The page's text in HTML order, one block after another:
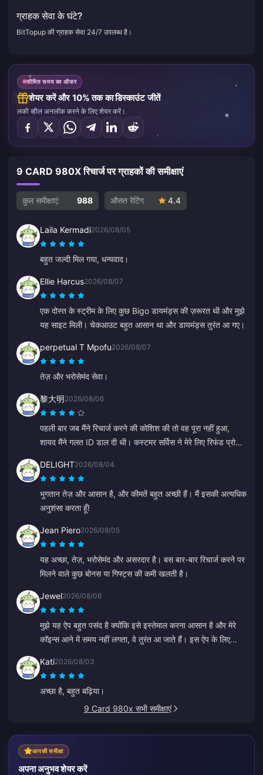
ग्राहक सेवा के घंटे?
BitTopup की ग्राहक सेवा 24/7 उपलब्ध है।
सीमित समय का ऑफर
शेयर करें और 10% तक का डिस्काउंट जीतें
लकी व्हील अनलॉक करने के लिए शेयर करें।
9 CARD 980X रिचार्ज पर ग्राहकों की समीक्षाएं
कुल समीक्षाएं: 988 औसत रेटिंग 4.4
Laila Kermadi2026/08/05
बहुत जल्दी मिल गया, धन्यवाद।
Ellie Harcus2026/08/07
एक दोस्त के स्ट्रीम के लिए कुछ Bigo डायमंड्स की ज़रूरत थी और मुझे
यह साइट मिली। चेकआउट बहुत आसान था और डायमंड्स तुरंत आ गए।
perpetual T Mpofu2026/08/07
तेज़ और भरोसेमंद सेवा।
黎大明2026/08/06
पहली बार जब मैंने रिचार्ज करने की कोशिश की तो वह पूरा नहीं हुआ,
शायद मैंने गलत ID डाल दी थी। कस्टमर सर्विस ने मेरे लिए रिफंड प्रोसेस
का उपयोग करना जारी रखूँगा।
DELIGHT2026/08/04
भुगतान तेज़ और आसान है, और कीमतें बहुत अच्छी हैं। मैं इसकी अत्यधिक
अनुशंसा करता हूँ!
Jean Piero2026/08/05
यह अच्छा, तेज़, भरोसेमंद और असरदार है। बस बार-बार रिचार्ज करने पर
मिलने वाले कुछ बोनस या गिफ्ट्स की कमी खलती है।
Jewel2026/08/06
मुझे यह ऐप बहुत पसंद है क्योंकि इसे इस्तेमाल करना आसान है और मेरे
कॉइन्स आने में समय नहीं लगता, वे तुरंत आ जाते हैं। इस ऐप के लिए
Kati2026/08/03
अच्छा है, बहुत बढ़िया।
9 Card 980x सभी समीक्षाएं
आपकी समीक्षा
अपना अनुभव शेयर करें